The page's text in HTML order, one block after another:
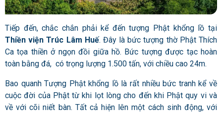
Tiếp đến, chắc chắn phải kể đến tượng Phật khổng lồ tại
Thiền viện Trúc Lâm Huế. Đây là bức tượng thờ Phật Thích
Ca tọa thiền ở ngọn đồi giữa hồ. Bức tượng được tạc hoàn
toàn bằng đá, có trọng lượng 1.500 tấn, với chiều cao 24m.
Bao quanh Tượng Phật khổng lồ là rất nhiều bức tranh kể về
cuộc đời của Phật từ khi lọt lòng cho đến khi Phật quy vi và
về với cõi niết bàn. Tất cả hiện lên một cách sinh động, với